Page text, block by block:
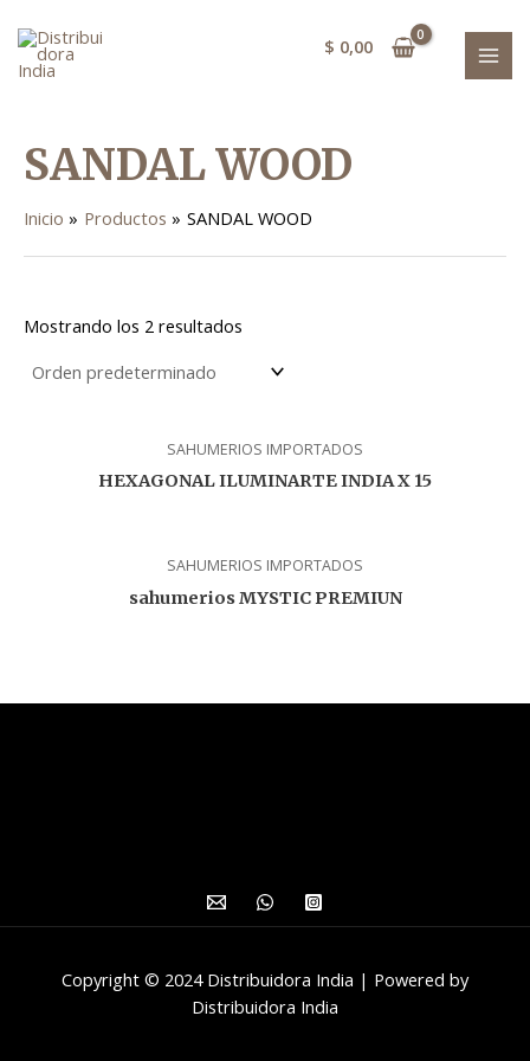
contenido
$ 0,00
SANDAL WOOD
Inicio Productos SANDAL WOOD
Mostrando los 2 resultados
SAHUMERIOS IMPORTADOS
HEXAGONAL ILUMINARTE INDIA X 15
SAHUMERIOS IMPORTADOS
sahumerios MYSTIC PREMIUN
Copyright © 2024 Distribuidora India | Powered by
Distribuidora India